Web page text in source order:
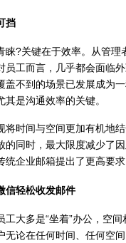
挡
?关键在于效率。从管理
员工而言，几乎都会面临
盖不到的场景已发展成为
是沟通效率的关键。
间与空间更加有机地结
的同时，最大限度减少了
企业邮箱提出了更高要求
轻松收发邮件
多是“坐着”办公，空间
无论在任何时间、任何空